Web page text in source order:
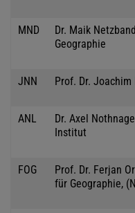
MND
Dr. Maik
Geographie
JNN Prof. Dr. Joachim
ANL
Dr. Axel
Institut
FOG
Prof. Dr. Ferjan
für Geographie,